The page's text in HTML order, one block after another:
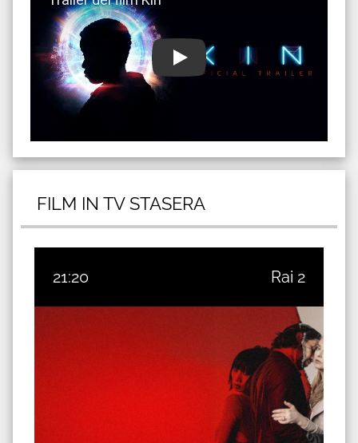
FILM IN TV STASERA
21:20 Rai 2